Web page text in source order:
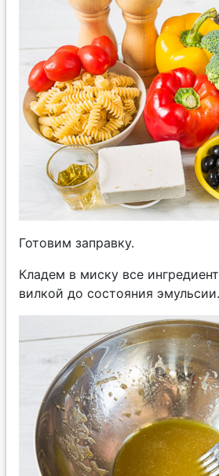
Готовим заправку.
Кладем в миску все
вилкой до состояния эмульсии.